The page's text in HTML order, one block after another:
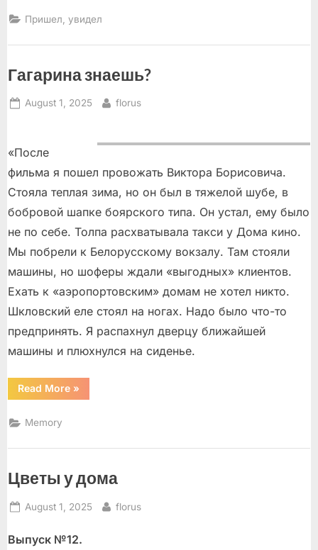
Пришел, увидел
Гагарина знаешь?
Posted
August 1, 2025 By
florus
«После
фильма я пошел провожать Виктора Борисовича.
Стояла теплая зима, но он был в тяжелой шубе, в
бобровой шапке боярского типа. Он устал, ему было
не по себе. Толпа расхватывала такси у Дома кино.
Мы побрели к Белорусскому вокзалу. Там стояли
машины, но шоферы ждали «выгодных» клиентов.
Ехать к «аэропортовским» домам не хотел никто.
Шкловский еле стоял на ногах. Надо было что-то
предпринять. Я распахнул дверцу ближайшей
машины и плюхнулся на сиденье.
Read More“Гагарина
знаешь?”
»
Memory
Цветы у дома
Posted
August 1, 2025 By
florus
Выпуск №12.